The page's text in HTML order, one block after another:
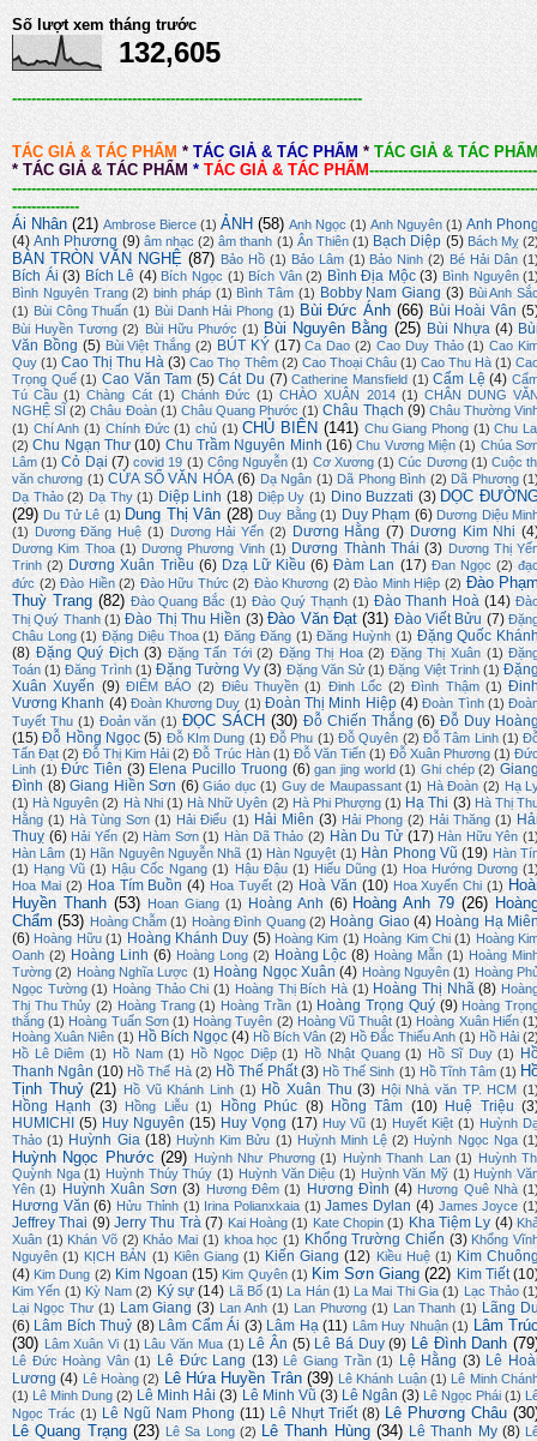
Số lượt xem tháng trước
132,605
-------------------------------------------------------------------------
TÁC GIẢ & TÁC PHẨM * TÁC GIẢ & TÁC PHẨM * TÁC GIẢ & TÁC
* TÁC GIẢ & TÁC PHẨM * TÁC GIẢ & TÁC PHẨM-----------------------------------
--------------
Ái Nhân (21) Ambrose Bierce (1) ẢNH (58) Anh Ngọc (1) Anh Nguyên (1) Anh
(4) Anh Phương (9) âm nhạc (2) âm thanh (1) Ân Thiên (1) Bạch Diệp (5) Bách Mỵ
BÀN TRÒN VĂN NGHỆ (87) Bảo Hồ (1) Bảo Lâm (1) Bảo Ninh (2) Bé Hải Dân
Bích Ái (3) Bích Lê (4) Bích Ngọc (1) Bích Vân (2) Bình Địa Mộc (3) Bình Nguyên
Bình Nguyên Trang (2) binh pháp (1) Bình Tâm (1) Bobby Nam Giang (3) Bùi Anh
(1) Bùi Công Thuấn (1) Bùi Danh Hải Phong (1) Bùi Đức Ánh (66) Bùi Hoài Vân
Bùi Huyền Tương (2) Bùi Hữu Phước (1) Bùi Nguyên Bằng (25) Bùi Nhựa (4)
Văn Bồng (5) Bùi Việt Thắng (2) BÚT KÝ (17) Ca Dao (2) Cao Duy Thảo (1) Cao
Quy (1) Cao Thị Thu Hà (3) Cao Thọ Thêm (2) Cao Thoại Châu (1) Cao Thu Hà (1)
Trọng Quế (1) Cao Văn Tam (5) Cát Du (7) Catherine Mansfield (1) Cẩm Lệ (4)
Tú Cầu (1) Chàng Cát (1) Chánh Đức (1) CHÀO XUÂN 2014 (1) CHÂN DUNG
NGHỆ SĨ (2) Châu Đoàn (1) Châu Quang Phước (1) Châu Thạch (9) Châu Thường
(1) Chí Anh (1) Chính Đức (1) chủ (1) CHỦ BIÊN (141) Chu Giang Phong (1) Chu
(2) Chu Ngạn Thư (10) Chu Trầm Nguyên Minh (16) Chu Vương Miện (1) Chúa
Lâm (1) Cỏ Dại (7) covid 19 (1) Công Nguyễn (1) Cơ Xương (1) Cúc Dương (1) Cuộc
văn chương (1) CỬA SỔ VĂN HÓA (6) Dạ Ngân (1) Dã Phong Bình (2) Dã Phương
Dạ Thảo (2) Dạ Thy (1) Diệp Linh (18) Diệp Uy (1) Dino Buzzati (3) DỌC
(29) Du Tử Lê (1) Dung Thị Vân (28) Duy Bằng (1) Duy Phạm (6) Dương Diệu
(1) Dương Đăng Huệ (1) Dương Hải Yến (2) Dương Hằng (7) Dương Kim Nhi
Dương Kim Thoa (1) Dương Phương Vinh (1) Dương Thành Thái (3) Dương Thị
Trinh (2) Dương Xuân Triều (6) Dzạ Lữ Kiều (6) Đàm Lan (17) Đan Ngọc (2)
đức (2) Đào Hiền (2) Đào Hữu Thức (2) Đào Khương (2) Đào Minh Hiệp (2) Đào
Thuỳ Trang (82) Đào Quang Bắc (1) Đào Quý Thạnh (1) Đào Thanh Hoà (14)
Thị Quý Thanh (1) Đào Thị Thu Hiền (3) Đào Văn Đạt (31) Đào Viết Bửu (7)
Châu Long (1) Đặng Diệu Thoa (1) Đăng Đăng (1) Đăng Huỳnh (1) Đặng Quốc
(8) Đặng Quý Địch (3) Đặng Tấn Tới (2) Đặng Thị Hoa (2) Đặng Thị Xuân (1)
Toán (1) Đăng Trình (1) Đặng Tường Vy (3) Đặng Văn Sử (1) Đặng Việt Trinh (1)
Xuân Xuyến (9) ĐIỂM BÁO (2) Điêu Thuyền (1) Đinh Lốc (2) Đình Thậm (1)
Vương Khanh (4) Đoàn Khương Duy (1) Đoàn Thị Minh Hiệp (4) Đoàn Tình (1)
Tuyết Thu (1) Đoản văn (1) ĐỌC SÁCH (30) Đỗ Chiến Thắng (6) Đỗ Duy
(15) Đỗ Hồng Ngọc (5) Đỗ KIm Dung (1) Đỗ Phu (1) Đỗ Quyên (2) Đỗ Tâm Linh (1)
Tấn Đạt (2) Đỗ Thị Kim Hải (2) Đỗ Trúc Hàn (1) Đỗ Văn Tiến (1) Đỗ Xuân Phương (1)
Linh (1) Đức Tiên (3) Elena Pucillo Truong (6) gan jing world (1) Ghi chép (2)
Đình (8) Giang Hiền Sơn (6) Giáo dục (1) Guy de Maupassant (1) Hà Đoàn (2) Hạ
(1) Hà Nguyên (2) Hà Nhi (1) Hà Nhữ Uyên (2) Hà Phi Phượng (1) Hạ Thi (3) Hà Thị
Hằng (1) Hà Tùng Sơn (1) Hải Điểu (1) Hải Miên (3) Hải Phong (2) Hải Thăng (1)
Thuỵ (6) Hải Yến (2) Hàm Sơn (1) Hàn Dã Thảo (2) Hàn Du Tử (17) Hàn Hữu Yên
Hàn Lâm (1) Hãn Nguyên Nguyễn Nhã (1) Hàn Nguyệt (1) Hàn Phong Vũ (19) Hàn
(1) Hạng Vũ (1) Hậu Cốc Ngang (1) Hậu Đậu (1) Hiếu Dũng (1) Hoa Hướng Dương
Hoa Mai (2) Hoa Tím Buồn (4) Hoa Tuyết (2) Hoà Văn (10) Hoa Xuyến Chi (1)
Huyền Thanh (53) Hoan Giang (1) Hoàng Anh (6) Hoàng Anh 79 (26)
Chẩm (53) Hoàng Chẫm (1) Hoàng Đình Quang (2) Hoàng Giao (4) Hoàng Hạ
(6) Hoàng Hữu (1) Hoàng Khánh Duy (5) Hoàng Kim (1) Hoàng Kim Chi (1) Hoàng
Oanh (2) Hoàng Linh (6) Hoàng Long (2) Hoàng Lộc (8) Hoàng Mẫn (1) Hoàng
Tường (2) Hoàng Nghĩa Lược (1) Hoàng Ngọc Xuân (4) Hoàng Nguyên (1) Hoàng
Ngọc Tường (1) Hoàng Thảo Chi (1) Hoàng Thị Bích Hà (1) Hoàng Thị Nhã (8)
Thị Thu Thủy (2) Hoàng Trang (1) Hoàng Trần (1) Hoàng Trọng Quý (9) Hoàng
thắng (1) Hoàng Tuấn Sơn (1) Hoàng Tuyên (2) Hoàng Vũ Thuật (1) Hoàng Xuân Hiến
Hoàng Xuân Niên (1) Hồ Bích Ngọc (4) Hồ Bích Vân (2) Hồ Đắc Thiếu Anh (1) Hồ Hải
Hồ Lê Diêm (1) Hồ Nam (1) Hồ Ngọc Diệp (1) Hồ Nhật Quang (1) Hồ Sĩ Duy (1)
Thanh Ngân (10) Hồ Thế Hà (2) Hồ Thế Phất (3) Hồ Thế Sinh (1) Hồ Tĩnh Tâm (1)
Tịnh Thuỷ (21) Hồ Vũ Khánh Linh (1) Hồ Xuân Thu (3) Hội Nhà văn TP. HCM
Hồng Hạnh (3) Hồng Liễu (1) Hồng Phúc (8) Hồng Tâm (10) Huệ Triệu
HUMICHI (5) Huy Nguyên (15) Huy Vọng (17) Huy Vũ (1) Huyết Kiệt (1) Huỳnh
Thảo (1) Huỳnh Gia (18) Huỳnh Kim Bửu (1) Huỳnh Minh Lệ (2) Huỳnh Ngọc Nga
Huỳnh Ngọc Phước (29) Huỳnh Như Phương (1) Huỳnh Thanh Lan (1) Huỳnh
Quỳnh Nga (1) Huỳnh Thúy Thúy (1) Huỳnh Văn Diệu (1) Huỳnh Văn Mỹ (1) Huỳnh
Yên (1) Huỳnh Xuân Sơn (3) Hương Đêm (1) Hương Đình (4) Hương Quê Nhà
Hương Văn (6) Hửu Thỉnh (1) Irina Polianxkaia (1) James Dylan (4) James Joyce
Jeffrey Thai (9) Jerry Thu Trà (7) Kai Hoàng (1) Kate Chopin (1) Kha Tiệm Ly (4)
Xuân (1) Khán Võ (2) Khảo Mai (1) khoa học (1) Khổng Trường Chiến (3) Khổng
Nguyên (1) KỊCH BẢN (1) Kiên Giang (1) Kiến Giang (12) Kiều Huệ (1) Kim
(4) Kim Dung (2) Kim Ngoan (15) Kim Quyên (1) Kim Sơn Giang (22) Kim Tiết
Kim Yến (1) Kỳ Nam (2) Ký sự (14) Lã Bố (1) La Hán (1) La Mai Thi Gia (1) Lạc Thảo
Lại Ngọc Thư (1) Lam Giang (3) Lan Anh (1) Lan Phương (1) Lan Thanh (1) Lãng
(6) Lâm Bích Thuỷ (8) Lâm Cẩm Ái (3) Lâm Hạ (11) Lâm Huy Nhuận (1) Lâm
(30) Lâm Xuân Vi (1) Lâu Văn Mua (1) Lê Ân (5) Lê Bá Duy (9) Lê Đình Danh
Lê Đức Hoàng Vân (1) Lê Đức Lang (13) Lê Giang Trần (1) Lệ Hằng (3) Lê
Lương (4) Lê Hoàng (2) Lê Hứa Huyền Trân (39) Lê Khánh Luận (1) Lê Minh
(1) Lê Minh Dung (2) Lê Minh Hải (3) Lê Minh Vũ (3) Lê Ngân (3) Lê Ngọc Phái (1)
Ngọc Trác (1) Lê Ngũ Nam Phong (11) Lê Nhựt Triết (8) Lê Phương Châu
Lê Quang Trạng (23) Lê Sa Long (2) Lê Thanh Hùng (34) Lê Thanh My (8)